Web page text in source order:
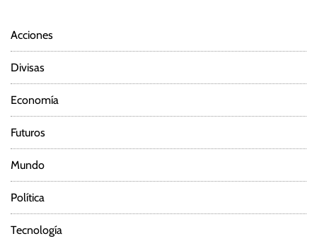
Acciones
Divisas
Economía
Futuros
Mundo
Política
Tecnología